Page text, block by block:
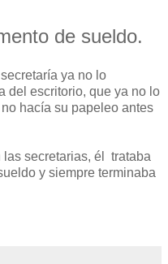
de sueldo.
ya no lo
del escritorio, que ya no lo
hacía su papeleo antes
secretarias, él trataba
y siempre terminaba